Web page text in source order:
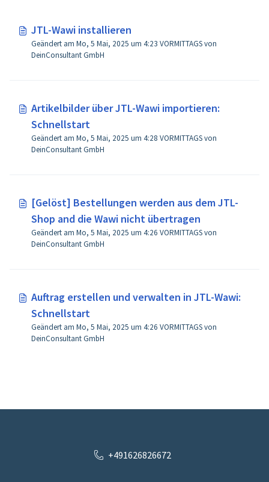
JTL-Wawi installieren
Geändert am Mo, 5 Mai, 2025 um 4:23 VORMITTAGS von
DeinConsultant GmbH
Artikelbilder über JTL-Wawi importieren:
Schnellstart
Geändert am Mo, 5 Mai, 2025 um 4:28 VORMITTAGS von
DeinConsultant GmbH
[Gelöst] Bestellungen werden aus dem JTL-
Shop and die Wawi nicht übertragen
Geändert am Mo, 5 Mai, 2025 um 4:26 VORMITTAGS von
DeinConsultant GmbH
Auftrag erstellen und verwalten in JTL-Wawi:
Schnellstart
Geändert am Mo, 5 Mai, 2025 um 4:26 VORMITTAGS von
DeinConsultant GmbH
+491626826672